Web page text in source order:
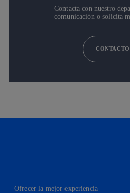
Contacta con nuestro
comunicación o solicita
CONTACTO
Ofrecer la mejor experiencia